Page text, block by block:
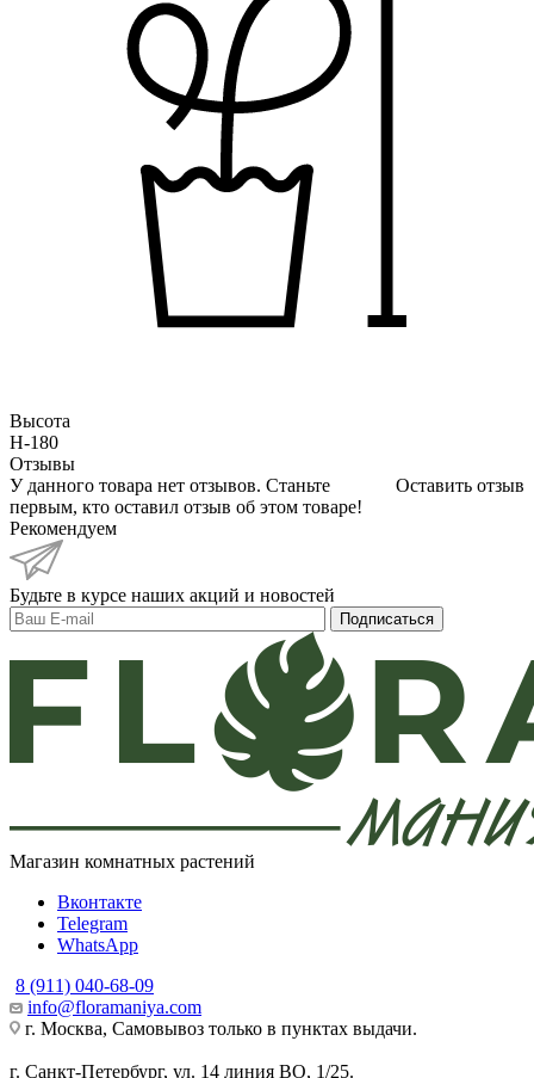
Высота
H-180
Отзывы
Оставить отзыв
У данного товара нет отзывов. Станьте
первым, кто оставил отзыв об этом товаре!
Рекомендуем
Будьте в курсе наших акций и новостей
Подписаться
Магазин комнатных растений
Вконтакте
Telegram
WhatsApp
8 (911) 040-68-09
info@floramaniya.com
г. Москва, Самовывоз только в пунктах выдачи.
г. Санкт-Петербург, ул. 14 линия ВО, 1/25.